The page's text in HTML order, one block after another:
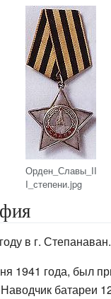
Орден_Славы_II
I_степени.jpg
в г. Степанаван.
1941 года, был
батареи